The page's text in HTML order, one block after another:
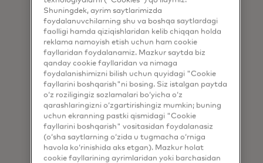
Eʼtirof va eksklyuzivlik
Karta egalari oʻz manfaatlarini aks
ettiruvchi shaxsiy imtiyozlar,
ustuvor kirish va qoʻshimcha
afzalliklarga ega boʻladilar, bu esa
emitentlarning sodiqligi va
tabaqalanishini mustahkamlashga
yordam beradi.
Shuningdek, ayrim saytlarimizda
foydalanuvchilarning shu va boshqa saytlardagi
faolligi hamda qiziqishlaridan kelib chiqqan holda
reklama namoyish etish uchun ham cookie
fayllaridan foydalanamiz. Mazkur saytda biz
qanday cookie fayllaridan va nimaga
foydalanishimizni bilish uchun quyidagi "Cookie
fayllarini boshqarish"ni bosing. Siz istalgan paytda
o‘z roziligingiz sozlamalari bo‘yicha o‘z
qarashlaringizni o‘zgartirishingiz mumkin; buning
uchun ekranning pastki qismidagi "Cookie
fayllarini boshqarish" vositasidan foydalanasiz
(o‘sha saytlarning o‘zida u tugmacha o‘rniga
havola ko‘rinishida aks etgan). Mazkur holat
cookie fayllarining ayrimlaridan yoki barchasidan